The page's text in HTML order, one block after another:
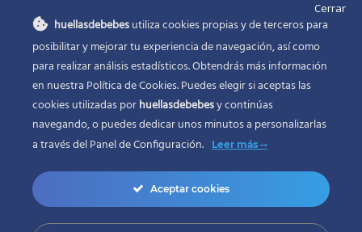
Huellas de bebés
Santa Ana, 22Alcasser Valencia 46290
625 120 591
info@huellasdebebes.com
Cerrar
huellasdebebesutiliza cookies propias y de terceros para
posibilitar y mejorar tu experiencia de navegación, así como
para realizar análisis estadísticos. Obtendrás más información
en nuestra Política de Cookies. Puedes elegir si aceptas las
cookies utilizadas porhuellasdebebesy continúas
navegando, o puedes dedicar unos minutos a personalizarlas
a través delPanel de Configuración. Leer más
Aceptar cookies